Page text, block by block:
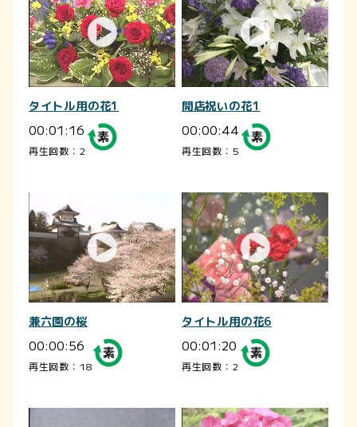
タイトル用の花1
00:01:16
再生回数：2
開店祝いの花1
00:00:44
再生回数：5
兼六園の桜
00:00:56
再生回数：18
タイトル用の花6
00:01:20
再生回数：2